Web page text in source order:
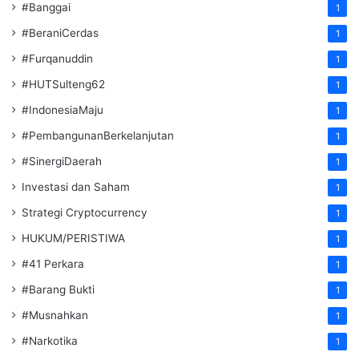
#Banggai 1
#BeraniCerdas 1
#Furqanuddin 1
#HUTSulteng62 1
#IndonesiaMaju 1
#PembangunanBerkelanjutan 1
#SinergiDaerah 1
Investasi dan Saham 1
Strategi Cryptocurrency 1
HUKUM/PERISTIWA 1
#41 Perkara 1
#Barang Bukti 1
#Musnahkan 1
#Narkotika 1